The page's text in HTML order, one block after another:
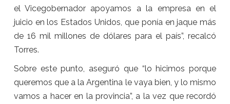
el Vicegobernador apoyamos a la empresa en el
juicio en los Estados Unidos, que ponía en jaque más
de 16 mil millones de dólares para el país”, recalcó
Torres.
Sobre este punto, aseguró que “lo hicimos porque
queremos que a la Argentina le vaya bien, y lo mismo
vamos a hacer en la provincia”, a la vez que recordó